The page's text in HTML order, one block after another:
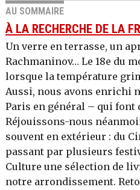
AU SOMMAIRE
À LA RECHERCHE DE LA
Un verre en terrasse, un
Rachmaninov… Le 18e du
lorsque la température
Aussi, nous avons enrichi
Paris en général – qui font
Réjouissons-nous
souvent en extérieur : du
passant par plusieurs
Culture une sélection de
notre arrondissement.